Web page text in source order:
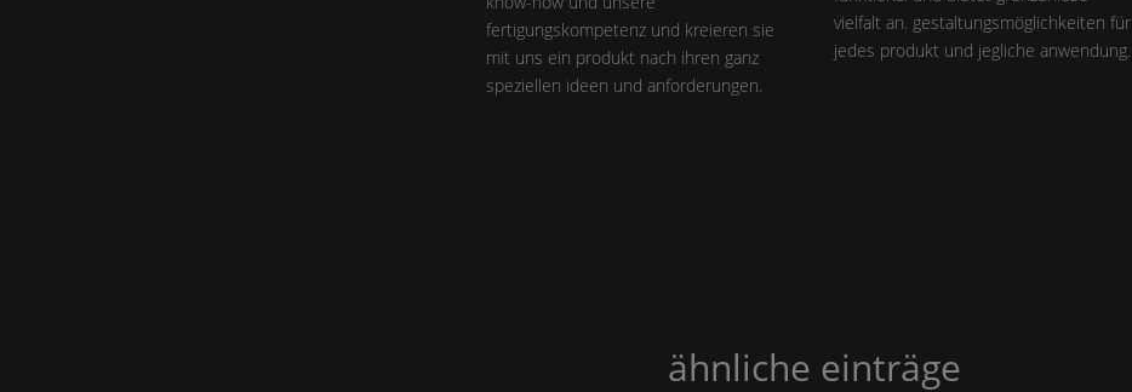
fertigungskompetenz und kreieren sie
mit uns ein produkt nach ihren ganz
speziellen ideen und anforderungen.
vielfalt an. gestaltungsmöglichkeiten für
jedes produkt und jegliche anwendung.
ähnliche einträge